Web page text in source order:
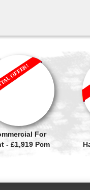
For
- £1,919 Pcm
OFFER!